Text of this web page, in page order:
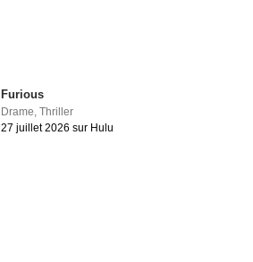
Furious
Drame ,Thriller
27 juillet 2026 sur Hulu